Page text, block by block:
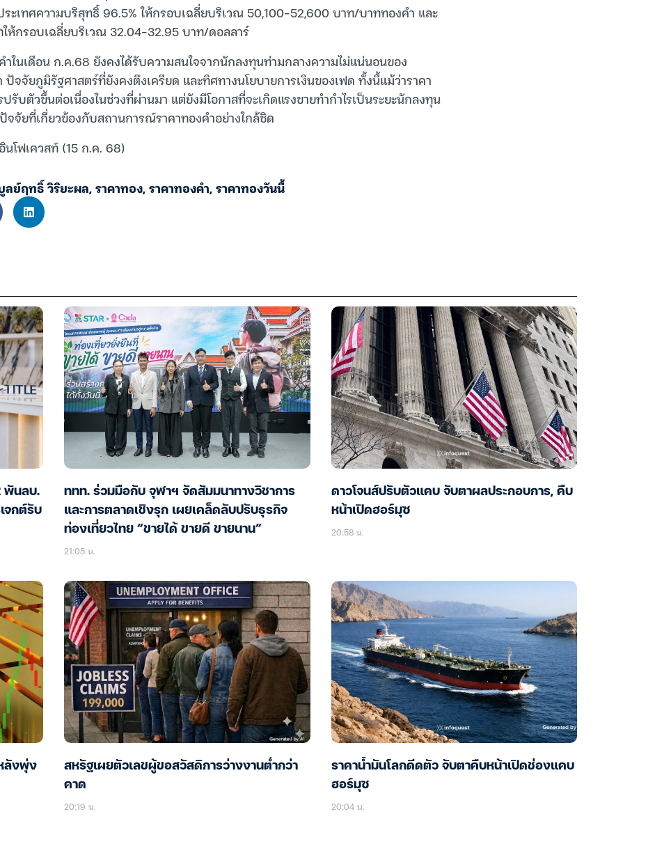
ระเทศความบริสุทธิ์ 96.5% ให้กรอบเฉลี่ยบริเวณ 50,100-52,600 บาท/บาททองคำ และ
ให้กรอบเฉลี่ยบริเวณ 32.04-32.95 บาท/ดอลลาร์
ในเดือน ก.ค.68 ยังคงได้รับความสนใจจากนักลงทุนท่ามกลางความไม่แน่นอนของ
ปัจจัยภูมิรัฐศาสตร์ที่ยังคงตึงเครียด และทิศทางนโยบายการเงินของเฟด ทั้งนี้แม้ว่าราคา
รับตัวขึ้นต่อเนื่องในช่วงที่ผ่านมา แต่ยังมีโอกาสที่จะเกิดแรงขายทำกำไรเป็นระยะนักลงทุน
จจัยที่เกี่ยวข้องกับสถานการณ์ราคาทองคำอย่างใกล้ชิด
นโฟเควสท์ (15 ก.ค. 68)
ย์ฤทธิ์ วิริยะผล,ราคาทอง,ราคาทองคำ,ราคาทองวันนี้
พันลบ.
จกต์รับ
ททท. ร่วมมือกับ จุฬาฯ จัดสัมมนาทางวิชาการ
และการตลาดเชิงรุก เผยเคล็ดลับปรับธุรกิจ
ท่องเที่ยวไทย “ขายได้ ขายดี ขายนาน”
21:05 น.
ดาวโจนส์ปรับตัวแคบ จับตาผลประกอบการ, คืบ
หน้าเปิดฮอร์มุซ
20:58 น.
ลังพุ่ง
สหรัฐเผยตัวเลขผู้ขอสวัสดิการว่างงานต่ำกว่า
คาด
20:19 น.
ราคาน้ำมันโลกดีดตัว จับตาคืบหน้าเปิดช่องแคบ
ฮอร์มุซ
20:04 น.